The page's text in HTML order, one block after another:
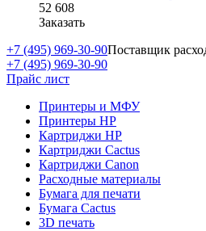
52 608
Заказать
+7 (495) 969-30-90Поставщик
+7 (495) 969-30-90
Прайс лист
Принтеры и МФУ
Принтеры HP
Картриджи HP
Картриджи Cactus
Картриджи Canon
Расходные материалы
Бумага для печати
Бумага Cactus
3D печать